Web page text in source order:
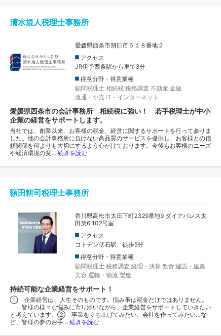
清水規人税理士事務所
愛媛県西条市朔日市５１８番地２
アクセス
JR伊予西条駅から車で3分
得意分野・得意業種
顧問税理士 相続税 税務調査 不動産 金融
流通・小売 IT・インターネット
愛媛県西条市の会計事務所 相続税に強い！ 若手税理士が中小
企業の経営をサポートします。
当社では、創業以来、お客様の税金、経営に関するサポートを行って参りま
した。他の会計事務所に負けない高品質のサービスを提供し、お客様との信
頼関係を何よりも大切にするよう心がけております。今後もお客様のニーズ
や経済環境の変… 続きを読む
額田耕司税理士事務所
香川県高松市太田下町2329番地9 ダイアパレス太
田第6 102号室
アクセス
コトデン伏石駅 徒歩5分
得意分野・得意業種
顧問税理士 税務調査 経理・決算 飲食 建設・建築
美容 運輸・物流 製造
持続可能な企業経営をサポート！
① 企業経営は、人生そのものです。悩み事は税金だけではありません。
皆様の様々な悩みに寄り添いながら、企業経営をサポートしていきたい
と考えています。② 事業を立ち上げてみたい、会社を作ってみたい…な
ど、皆様の夢のお手… 続きを読む